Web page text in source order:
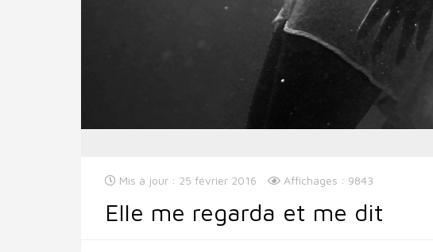
Mis à jour : 25 février 2016 Affichages : 9843
Elle me regarda et me dit